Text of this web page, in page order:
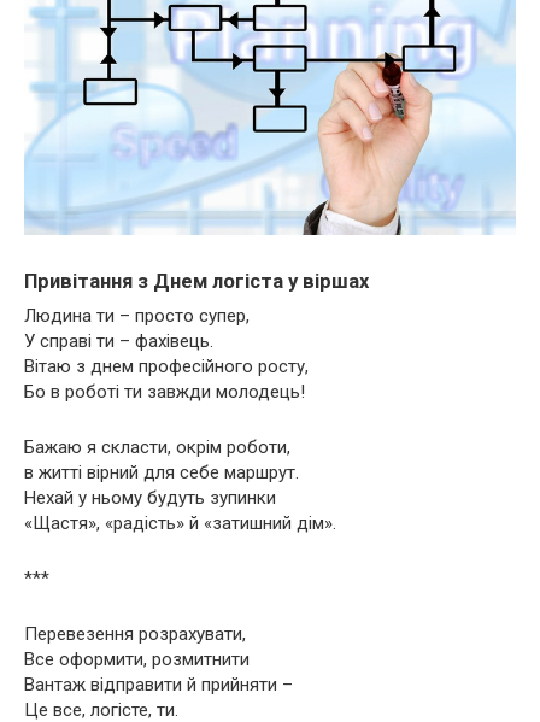
Привітання з Днем логіста у віршах
Людина ти – просто супер,
У справі ти – фахівець.
Вітаю з днем професійного росту,
Бо в роботі ти завжди молодець!
Бажаю я скласти, окрім роботи,
в житті вірний для себе маршрут.
Нехай у ньому будуть зупинки
«Щастя», «радість» й «затишний дім».
***
Перевезення розрахувати,
Все оформити, розмитнити
Вантаж відправити й прийняти –
Це все, логісте, ти.